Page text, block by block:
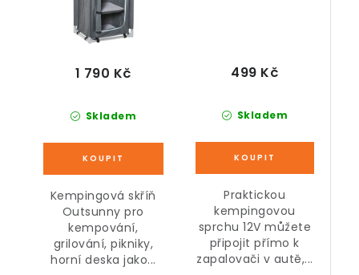
Skladem
1 790 Kč
Kempingová skříň
Outsunny pro
kempování,
grilování, pikniky,
horní deska jako...
Skladem
499 Kč
Praktickou
kempingovou
sprchu 12V můžete
připojit přímo k
zapalovači v autě,...